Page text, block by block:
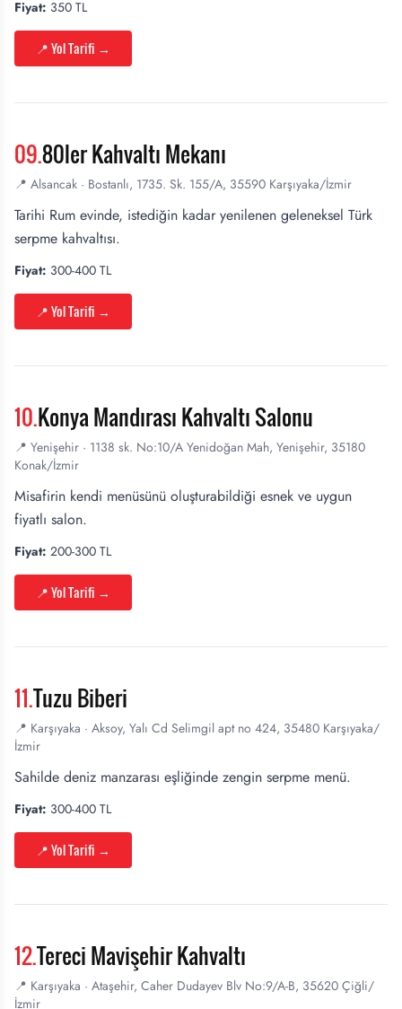
Fiyat: 350 TL
📍 Yol Tarifi →
09.80ler Kahvaltı Mekanı
📍 Alsancak · Bostanlı, 1735. Sk. 155/A, 35590 Karşıyaka/İzmir
Tarihi Rum evinde, istediğin kadar yenilenen geleneksel Türk
serpme kahvaltısı.
Fiyat: 300-400 TL
📍 Yol Tarifi →
10.Konya Mandırası Kahvaltı Salonu
📍 Yenişehir · 1138 sk. No:10/A Yenidoğan Mah, Yenişehir, 35180
Konak/İzmir
Misafirin kendi menüsünü oluşturabildiği esnek ve uygun
fiyatlı salon.
Fiyat: 200-300 TL
📍 Yol Tarifi →
11.Tuzu Biberi
📍 Karşıyaka · Aksoy, Yalı Cd Selimgil apt no 424, 35480 Karşıyaka/
İzmir
Sahilde deniz manzarası eşliğinde zengin serpme menü.
Fiyat: 300-400 TL
📍 Yol Tarifi →
12.Tereci Mavişehir Kahvaltı
📍 Karşıyaka · Ataşehir, Caher Dudayev Blv No:9/A-B, 35620 Çiğli/
İzmir